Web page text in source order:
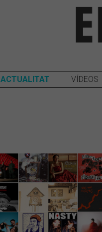
ACTUALITAT VÍDEOS